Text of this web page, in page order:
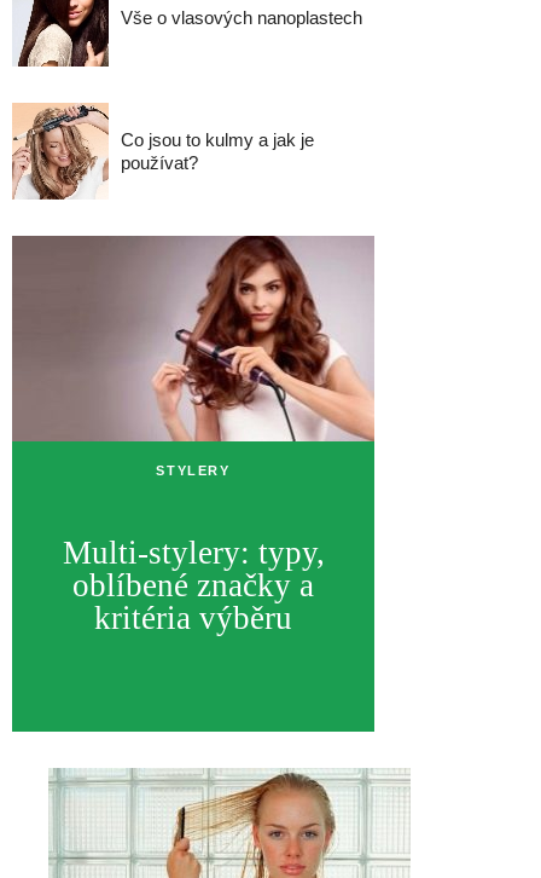
Vše o vlasových nanoplastech
Co jsou to kulmy a jak je
používat?
STYLERY
Multi-stylery: typy,
oblíbené značky a
kritéria výběru